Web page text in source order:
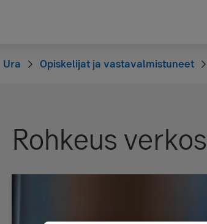
Ura Opiskelijat ja vastavalmistuneet
Rohkeus